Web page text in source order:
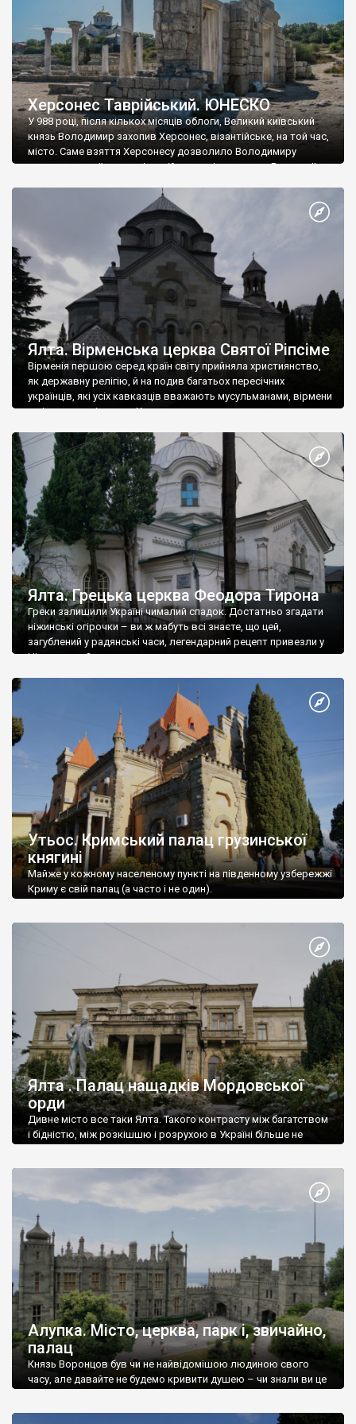
Херсонес Таврійський. ЮНЕСКО
У 988 році, після кількох місяців облоги, Великий київський
князь Володимир захопив Херсонес, візантійське, на той час,
місто. Саме взяття Херсонесу дозволило Володимиру
диктувати свої умови візантійському імператору Василю ІІ, та
Херсонесі Володимир-язичник, став Василем-християнином.
А потім було Хрещення Русі. На честь Херсонесу Таврійського
Ялта. Вірменська церква Святої Ріпсіме
Вірменія першою серед країн світу прийняла християнство,
як державну релігію, й на подив багатьох пересічних
українців, які усіх кавказців вважають мусульманами, вірмени
є відданими вірянами Христа
Ялта. Грецька церква Феодора Тирона
Греки залишили Україні чималий спадок. Достатньо згадати
ніжинські огірочки – ви ж мабуть всі знаєте, що цей,
загублений у радянські часи, легендарний рецепт привезли у
Ніжин греки?
Утьос. Кримський палац грузинської
княгині
Майже у кожному населеному пункті на південному узбережжі
Криму є свій палац (а часто і не один).
Ялта . Палац нащадків Мордовської
орди
Дивне місто все таки Ялта. Такого контрасту між багатством
і бідністю, між розкішшю і розрухою в Україні більше не
Алупка. Місто, церква, парк і, звичайно,
палац
Князь Воронцов був чи не найвідомішою людиною свого
часу, але давайте не будемо кривити душею – чи знали ви це